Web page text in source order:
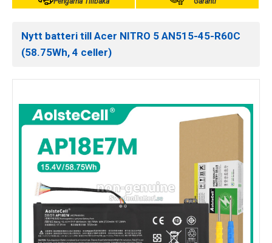
Nytt batteri till Acer NITRO 5 AN515-45-R60C
(58.75Wh, 4 celler)